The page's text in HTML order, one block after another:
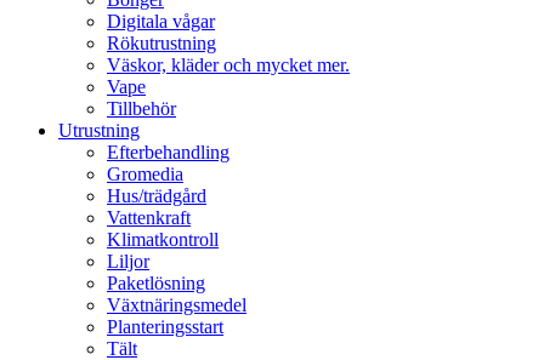
Digitala vågar
Rökutrustning
Väskor, kläder och mycket mer.
Vape
Tillbehör
Utrustning
Efterbehandling
Gromedia
Hus/trädgård
Vattenkraft
Klimatkontroll
Liljor
Paketlösning
Växtnäringsmedel
Planteringsstart
Tält